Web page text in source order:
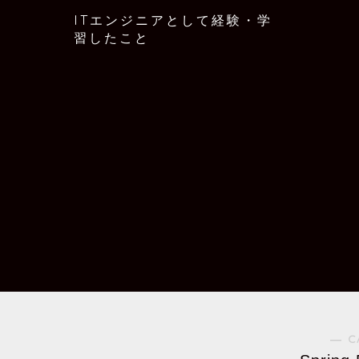
ITエンジニアとして経験・学
習したこと
―